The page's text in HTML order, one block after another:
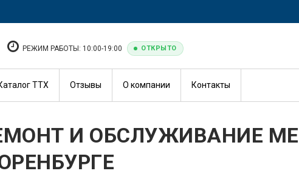
РЕЖИМ РАБОТЫ: 10:00-19:00 ОТКРЫТО
ТТХ Отзывы О компании Контакты
И ОБСЛУЖИВАНИЕ